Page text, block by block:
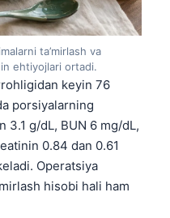
ta’mirlash va
ehtiyojlari ortadi.
keyin 76
porsiyalarning
3.1 g/dL, BUN 6 mg/dL,
0.84 dan 0.61
Operatsiya
hisobi hali ham